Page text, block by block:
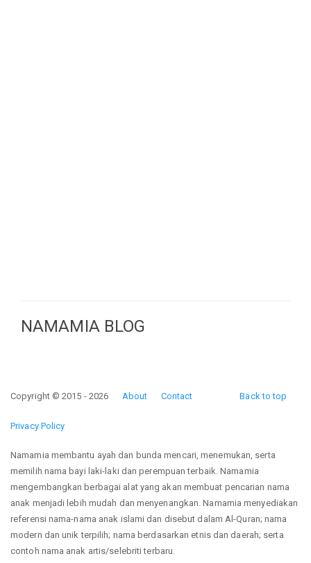
NAMAMIA BLOG
Back to top
Copyright © 2015 - 2026 About Contact
Privacy Policy
Namamia membantu ayah dan bunda mencari, menemukan, serta
memilih nama bayi laki-laki dan perempuan terbaik. Namamia
mengembangkan berbagai alat yang akan membuat pencarian nama
anak menjadi lebih mudah dan menyenangkan. Namamia menyediakan
referensi nama-nama anak islami dan disebut dalam Al-Quran; nama
modern dan unik terpilih; nama berdasarkan etnis dan daerah; serta
contoh nama anak artis/selebriti terbaru.